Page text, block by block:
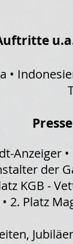
•
Anzeiger
der
KGB -
2. Platz